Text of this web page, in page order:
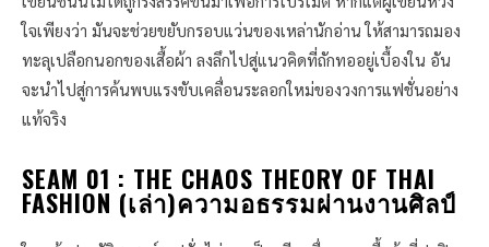
ใจเพียงว่า มันจะช่วยขยับกรอบแว่นของเหล่านักอ่าน ให้สามารถมอง
ทะลุเปลือกนอกของเสื้อผ้า ลงลึกไปสู่แนวคิดที่ถักทออยู่เบื้องใน อัน
จะนำไปสู่การค้นพบแรงขับเคลื่อนระลอกใหม่ของวงการแฟชั่นอย่าง
แท้จริง
SEAM 01 : THE CHAOS THEORY OF THAI
FASHION (เล่า)ความอธรรมผ่านงานศิลป์